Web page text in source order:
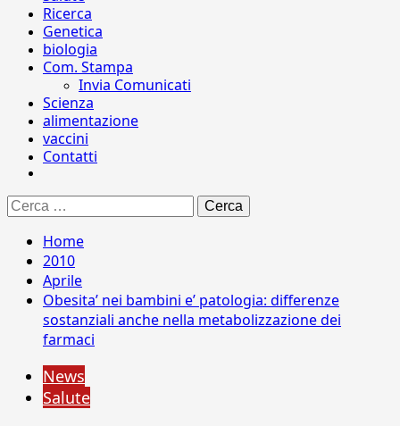
Ricerca
Genetica
biologia
Com. Stampa
Invia Comunicati
Scienza
alimentazione
vaccini
Contatti
Ricerca
per:
Home
2010
Aprile
Obesita’ nei bambini e’ patologia: differenze
sostanziali anche nella metabolizzazione dei
farmaci
News
Salute